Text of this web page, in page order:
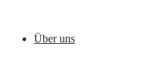
Über uns